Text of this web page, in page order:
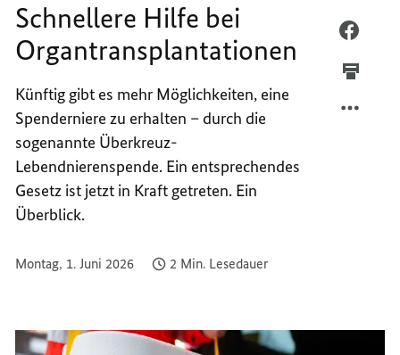
Schnellere Hilfe bei
Organtransplantationen
Künftig gibt es mehr Möglichkeiten, eine
Spenderniere zu erhalten – durch die
sogenannte Überkreuz-
Lebendnierenspende. Ein entsprechendes
Gesetz ist jetzt in Kraft getreten. Ein
Überblick.
Montag, 1. Juni 2026 2 Min. Lesedauer